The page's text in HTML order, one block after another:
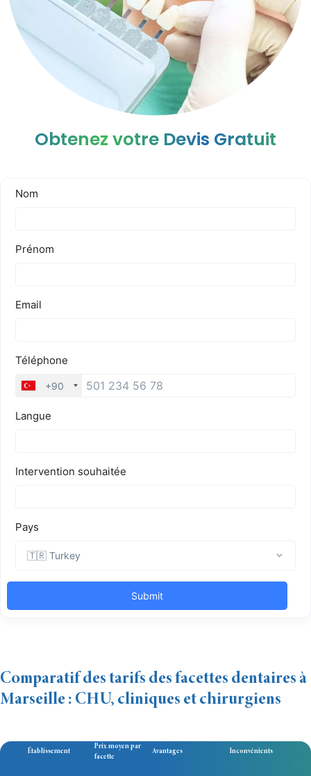
Obtenez votre Devis Gratuit
Comparatif des tarifs des facettes dentaires à
Marseille : CHU, cliniques et chirurgiens
Établissement
Prix moyen par
facette
Avantages Inconvénients